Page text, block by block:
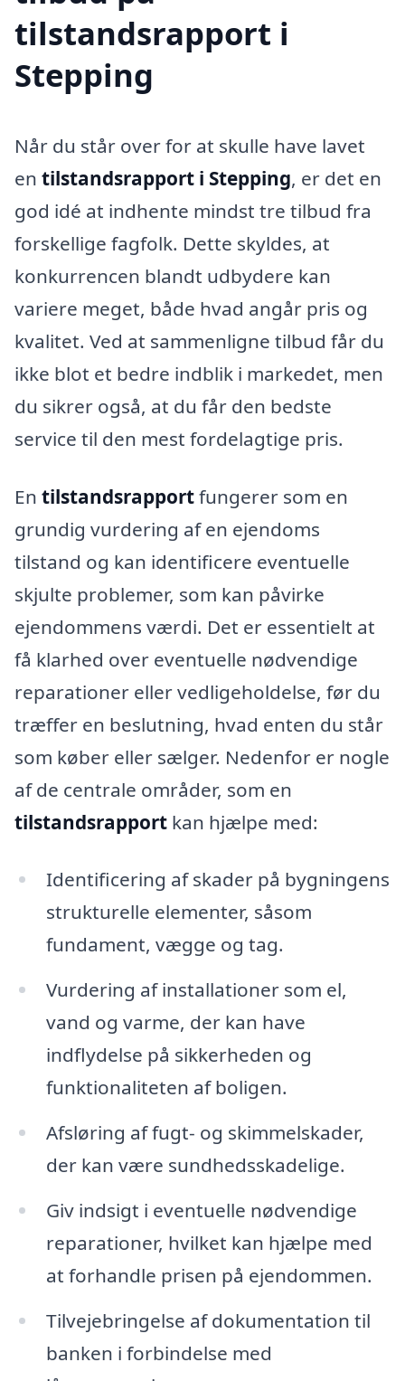
tilstandsrapport i
Stepping
Når du står over for at skulle have lavet
en tilstandsrapport i Stepping, er det en
god idé at indhente mindst tre tilbud fra
forskellige fagfolk. Dette skyldes, at
konkurrencen blandt udbydere kan
variere meget, både hvad angår pris og
kvalitet. Ved at sammenligne tilbud får du
ikke blot et bedre indblik i markedet, men
du sikrer også, at du får den bedste
service til den mest fordelagtige pris.
En tilstandsrapportfungerer som en
grundig vurdering af en ejendoms
tilstand og kan identificere eventuelle
skjulte problemer, som kan påvirke
ejendommens værdi. Det er essentielt at
få klarhed over eventuelle nødvendige
reparationer eller vedligeholdelse, før du
træffer en beslutning, hvad enten du står
som køber eller sælger. Nedenfor er nogle
af de centrale områder, som en
tilstandsrapport kan hjælpe med:
Identificering af skader på bygningens
strukturelle elementer, såsom
fundament, vægge og tag.
Vurdering af installationer som el,
vand og varme, der kan have
indflydelse på sikkerheden og
funktionaliteten af boligen.
Afsløring af fugt- og skimmelskader,
der kan være sundhedsskadelige.
Giv indsigt i eventuelle nødvendige
reparationer, hvilket kan hjælpe med
at forhandle prisen på ejendommen.
Tilvejebringelse af dokumentation til
banken i forbindelse med